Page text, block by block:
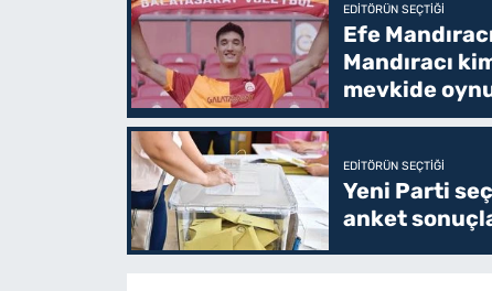
EDITÖRÜN SEÇTIĞI
Efe
Mandıracı
mevkide
EDITÖRÜN SEÇTIĞI
Yeni Parti
anket